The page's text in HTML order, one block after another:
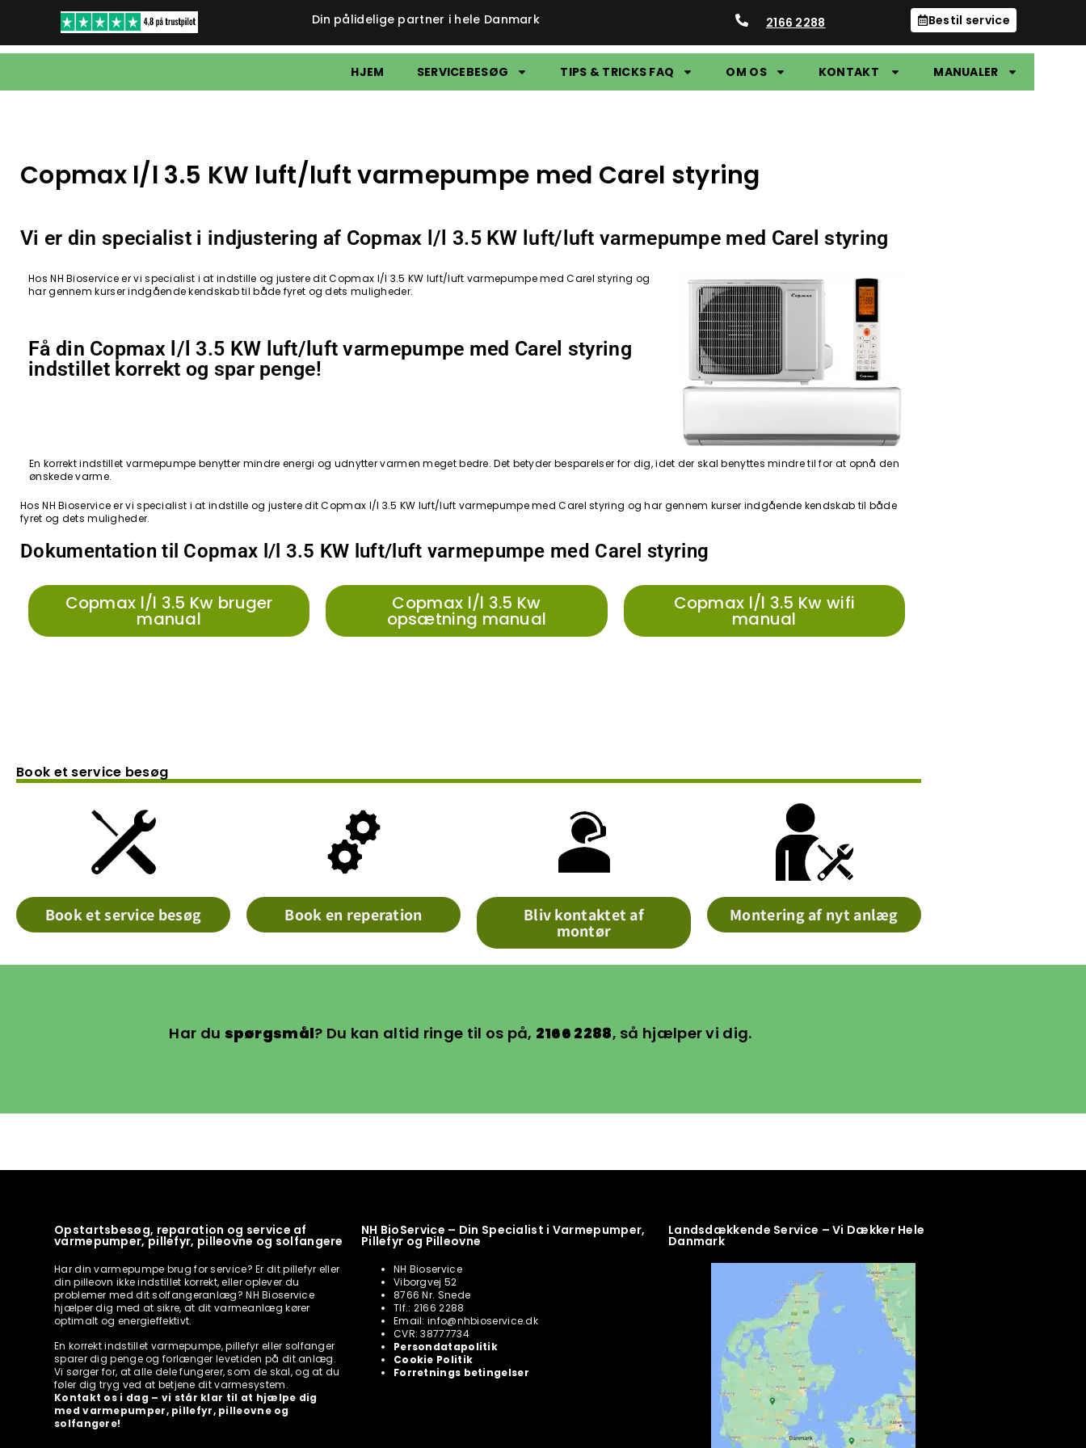
Din pålidelige partner i hele Danmark 2166 2288 Bestil service
HJEM SERVICEBESØG TIPS & TRICKS FAQ OM OS KONTAKT MANUALER
Copmax l/l 3.5 KW luft/luft varmepumpe med Carel styring
Vi er din specialist i indjustering af Copmax l/l 3.5 KW luft/luft varmepumpe med Carel styring
Hos NH Bioservice er vi specialist i at indstille og justere dit Copmax l/l 3.5 KW luft/luft varmepumpe med Carel styring og
har gennem kurser indgående kendskab til både fyret og dets muligheder.
Få din Copmax l/l 3.5 KW luft/luft varmepumpe med Carel styring
indstillet korrekt og spar penge!
En korrekt indstillet varmepumpe benytter mindre energi og udnytter varmen meget bedre. Det betyder besparelser for dig, idet der skal benyttes mindre til for at opnå den
ønskede varme.
Hos NH Bioservice er vi specialist i at indstille og justere dit Copmax l/l 3.5 KW luft/luft varmepumpe med Carel styring og har gennem kurser indgående kendskab til både
fyret og dets muligheder.
Dokumentation til Copmax l/l 3.5 KW luft/luft varmepumpe med Carel styring
Copmax l/l 3.5 Kw bruger
manual
Copmax l/l 3.5 Kw
opsætning manual
Copmax l/l 3.5 Kw wifi
manual
Book et service besøg
Book et service besøg Book en reperation Bliv kontaktet af
montør
Montering af nyt anlæg
Har du spørgsmål? Du kan altid ringe til os på, 2166 2288, så hjælper vi dig.
Opstartsbesøg, reparation og service af
varmepumper, pillefyr, pilleovne og solfangere
Har din varmepumpe brug for service? Er dit pillefyr eller
din pilleovn ikke indstillet korrekt, eller oplever du
problemer med dit solfangeranlæg? NH Bioservice
hjælper dig med at sikre, at dit varmeanlæg kører
optimalt og energieffektivt.
En korrekt indstillet varmepumpe, pillefyr eller solfanger
sparer dig penge og forlænger levetiden på dit anlæg.
Vi sørger for, at alle dele fungerer, som de skal, og at du
føler dig tryg ved at betjene dit varmesystem.
Kontakt os i dag – vi står klar til at hjælpe dig
med varmepumper, pillefyr, pilleovne og
solfangere!
NH BioService – Din Specialist i Varmepumper,
Pillefyr og Pilleovne
NH Bioservice
Viborgvej 52
8766 Nr. Snede
Tlf.: 2166 2288
Email: info@nhbioservice.dk
CVR: 38777734
Persondatapolitik
Cookie Politik
Forretnings betingelser
Landsdækkende Service – Vi Dækker Hele
Danmark